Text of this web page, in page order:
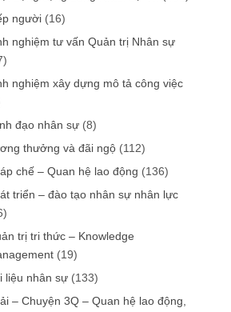
người (16)
nghiệm tư vấn Quản trị Nhân sự
nghiệm xây dựng mô tả công việc
đạo nhân sự (8)
thưởng và đãi ngộ (112)
chế – Quan hệ lao động (136)
triển – đào tạo nhân sự nhân lực
trị tri thức – Knowledge
(19)
liệu nhân sự (133)
– Chuyện 3Q – Quan hệ lao động,